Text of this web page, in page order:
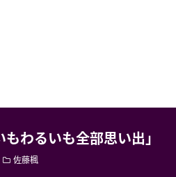
わるいも全部思い出」
佐藤楓